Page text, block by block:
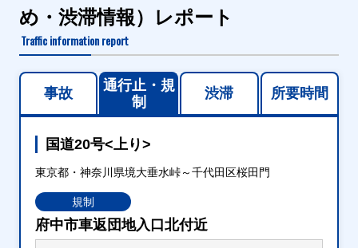
め・渋滞情報）レポート
Traffic information report
事故
通行止・規
制
渋滞 所要時間
国道20号<上り>
東京都・神奈川県境大垂水峠～千代田区桜田門
規制
府中市車返団地入口北付近